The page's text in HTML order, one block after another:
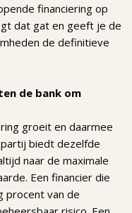
financiering op
dat gat en geeft je de
de definitieve
de bank om
groeit en daarmee
biedt dezelfde
naar de maximale
Een financier die
procent van de